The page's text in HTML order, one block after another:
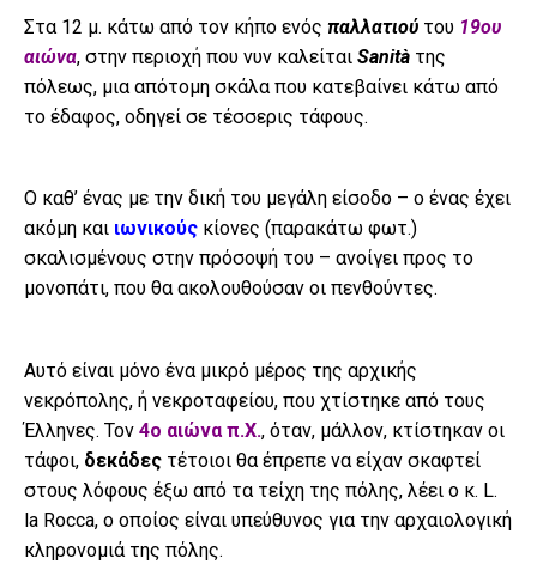
Στα 12 μ. κάτω από τον κήπο ενός παλλατιού του 19ου
αιώνα, στην περιοχή που νυν καλείται Sanità της
πόλεως, μια απότομη σκάλα που κατεβαίνει κάτω από
το έδαφος, οδηγεί σε τέσσερις τάφους.
Ο καθ’ ένας με την δική του μεγάλη είσοδο – ο ένας έχει
ακόμη και ιωνικούς κίονες (παρακάτω φωτ.)
σκαλισμένους στην πρόσοψή του – ανοίγει προς το
μονοπάτι, που θα ακολουθούσαν οι πενθούντες.
Αυτό είναι μόνο ένα μικρό μέρος της αρχικής
νεκρόπολης, ή νεκροταφείου, που χτίστηκε από τους
Έλληνες. Τον 4ο αιώνα π.Χ., όταν, μάλλον, κτίστηκαν οι
τάφοι, δεκάδες τέτοιοι θα έπρεπε να είχαν σκαφτεί
στους λόφους έξω από τα τείχη της πόλης, λέει ο κ. L.
la Rocca, ο οποίος είναι υπεύθυνος για την αρχαιολογική
κληρονομιά της πόλης.